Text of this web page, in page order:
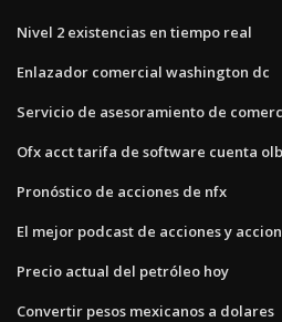
Nivel 2 existencias en tiempo real
Enlazador comercial washington dc
Servicio de asesoramiento de
Ofx acct tarifa de software cuenta olb
Pronóstico de acciones de nfx
El mejor podcast de acciones y
Precio actual del petróleo hoy
Convertir pesos mexicanos a dolares